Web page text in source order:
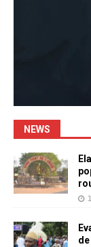
NEWS